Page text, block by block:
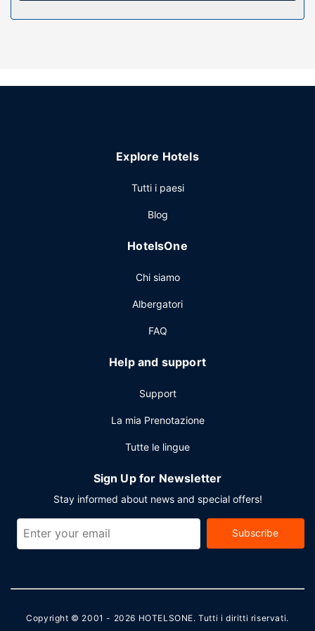
oppure approfitta dei servizi ricreativi disponibili, che
navetta locale (con supplemento).
gratuitamente tutti i giorni dalle ore 06:00 alle ore 09:30.
check-in veloce e check-out veloce. Il un parcheggio
Explore Hotels
Tutti i paesi
Blog
HotelsOne
Chi siamo
Albergatori
FAQ
Help and support
Support
La mia Prenotazione
Tutte le lingue
Sign Up for Newsletter
Stay informed about news and special offers!
Subscribe
Copyright © 2001 - 2026 HOTELSONE. Tutti i diritti riservati.